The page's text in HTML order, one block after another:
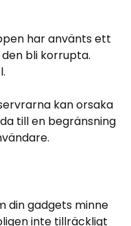
har använts ett
bli korrupta.
kan orsaka
till en begränsning
din gadgets minne
inte tillräckligt